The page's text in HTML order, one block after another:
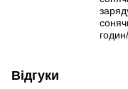
Відгуки